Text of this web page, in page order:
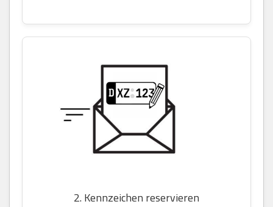
2. Kennzeichen reservieren